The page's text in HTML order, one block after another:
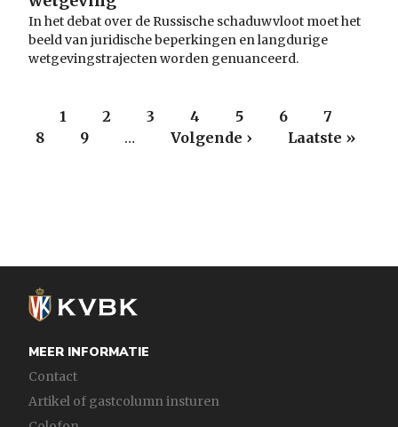
In het debat over de Russische schaduwvloot moet het
beeld van juridische beperkingen en langdurige
wetgevingstrajecten worden genuanceerd.
Paginering
Huidige
pagina
1 Page
2 Page
3 Page
4 Page
5 Page
6 Page
7
8
Page
9 …
Volgende
Volgende ›
Laatste
Laatste »
MEER INFORMATIE
Contact
Artikel of gastcolumn insturen